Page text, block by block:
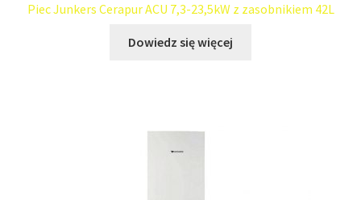
Piec Junkers Cerapur ACU 7,3-23,5kW z zasobnikiem 42L
Dowiedz się więcej